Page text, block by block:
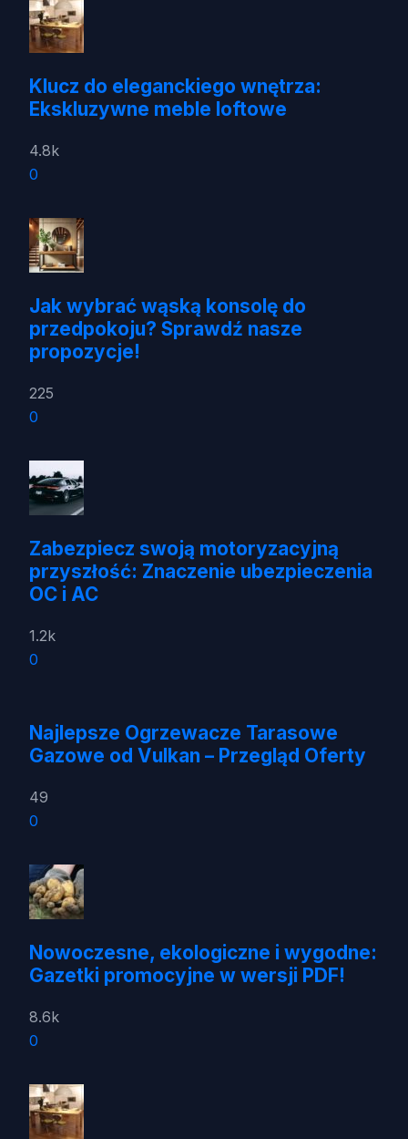
Klucz do eleganckiego wnętrza:
Ekskluzywne meble loftowe
4.8k
0
Jak wybrać wąską konsolę do
przedpokoju? Sprawdź nasze
propozycje!
225
0
Zabezpiecz swoją motoryzacyjną
przyszłość: Znaczenie ubezpieczenia
OC i AC
1.2k
0
Najlepsze Ogrzewacze Tarasowe
Gazowe od Vulkan – Przegląd Oferty
49
0
Nowoczesne, ekologiczne i wygodne:
Gazetki promocyjne w wersji PDF!
8.6k
0